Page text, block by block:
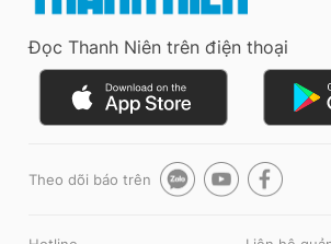
Đọc Thanh Niên trên điện thoại
Theo dõi báo trên